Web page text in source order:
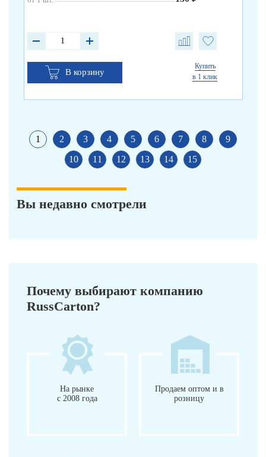
В корзину
Купить
в 1 клик
1 2 3 4 5 6 7 8
9
10
11 12 13 14 15
Вы недавно смотрели
Почему выбирают компанию
RussCarton?
На рынке
с 2008 года
Продаем оптом и в
розницу